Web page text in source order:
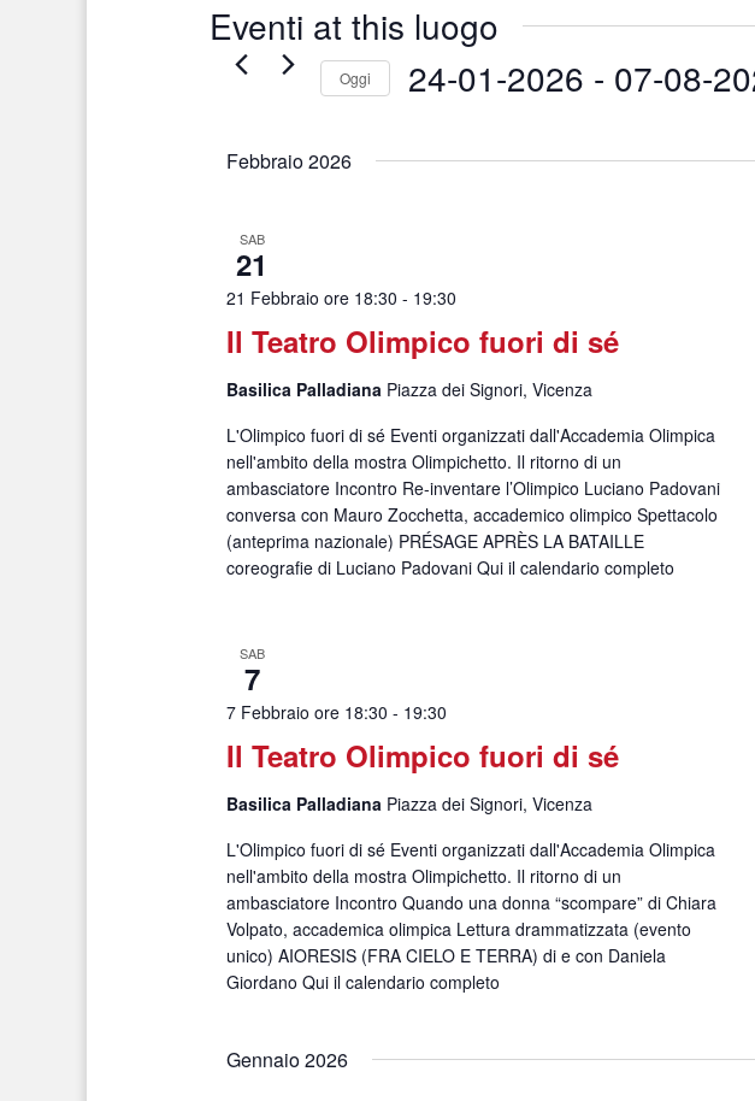
Eventi at this luogo
Oggi 24-01-2026 - 07-08-
data.
Febbraio 2026
SAB
21
Il Teatro Olimpico fuori di sé
21 Febbraio ore 18:30 - 19:30
Basilica Palladiana Piazza dei Signori, Vicenza
L'Olimpico fuori di sé Eventi organizzati dall'Accademia Olimpica
nell'ambito della mostra Olimpichetto. Il ritorno di un
ambasciatore Incontro Re-inventare l’Olimpico Luciano Padovani
conversa con Mauro Zocchetta, accademico olimpico Spettacolo
(anteprima nazionale) PRÉSAGE APRÈS LA BATAILLE
coreografie di Luciano Padovani Qui il calendario completo
SAB
7
Il Teatro Olimpico fuori di sé
7 Febbraio ore 18:30 - 19:30
Basilica Palladiana Piazza dei Signori, Vicenza
L'Olimpico fuori di sé Eventi organizzati dall'Accademia Olimpica
nell'ambito della mostra Olimpichetto. Il ritorno di un
ambasciatore Incontro Quando una donna “scompare” di Chiara
Volpato, accademica olimpica Lettura drammatizzata (evento
unico) AIORESIS (FRA CIELO E TERRA) di e con Daniela
Giordano Qui il calendario completo
Gennaio 2026